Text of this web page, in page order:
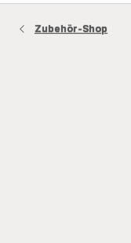
Zubehör-Shop